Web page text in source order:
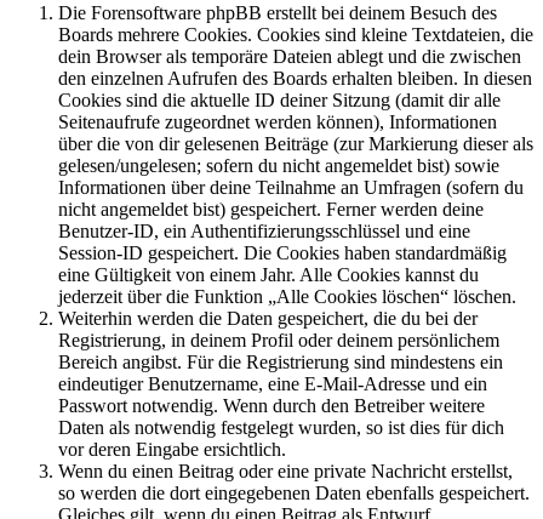
Die Forensoftware phpBB erstellt bei deinem Besuch des
Boards mehrere Cookies. Cookies sind kleine Textdateien, die
dein Browser als temporäre Dateien ablegt und die zwischen
den einzelnen Aufrufen des Boards erhalten bleiben. In diesen
Cookies sind die aktuelle ID deiner Sitzung (damit dir alle
Seitenaufrufe zugeordnet werden können), Informationen
über die von dir gelesenen Beiträge (zur Markierung dieser als
gelesen/ungelesen; sofern du nicht angemeldet bist) sowie
Informationen über deine Teilnahme an Umfragen (sofern du
nicht angemeldet bist) gespeichert. Ferner werden deine
Benutzer-ID, ein Authentifizierungsschlüssel und eine
Session-ID gespeichert. Die Cookies haben standardmäßig
eine Gültigkeit von einem Jahr. Alle Cookies kannst du
jederzeit über die Funktion „Alle Cookies löschen“ löschen.
Weiterhin werden die Daten gespeichert, die du bei der
Registrierung, in deinem Profil oder deinem persönlichem
Bereich angibst. Für die Registrierung sind mindestens ein
eindeutiger Benutzername, eine E-Mail-Adresse und ein
Passwort notwendig. Wenn durch den Betreiber weitere
Daten als notwendig festgelegt wurden, so ist dies für dich
vor deren Eingabe ersichtlich.
Wenn du einen Beitrag oder eine private Nachricht erstellst,
so werden die dort eingegebenen Daten ebenfalls gespeichert.
Gleiches gilt, wenn du einen Beitrag als Entwurf